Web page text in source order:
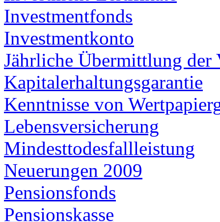
Investmentfonds
Investmentkonto
Jährliche Übermittlung der
Kapitalerhaltungsgarantie
Kenntnisse von
Lebensversicherung
Mindesttodesfallleistung
Neuerungen 2009
Pensionsfonds
Pensionskasse